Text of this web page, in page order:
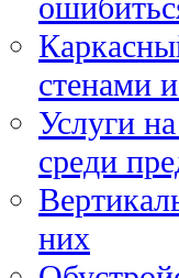
стенами
Услуги
среди
них